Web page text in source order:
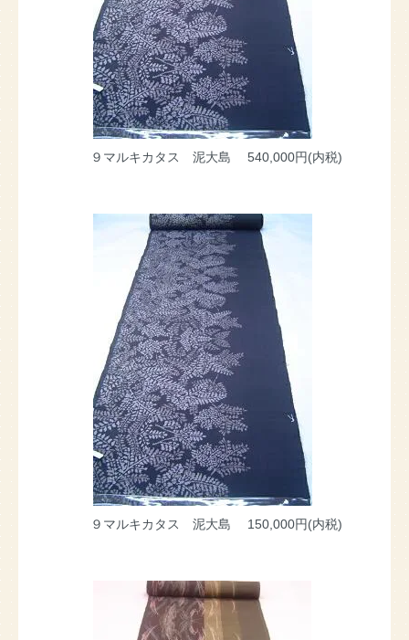
９マルキカタス 泥大島 540,000円(内税)
９マルキカタス 泥大島 150,000円(内税)